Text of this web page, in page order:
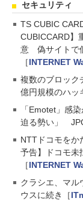
セキュリティ
TS CUBIC
CUBICCARD】
意 偽サイトで
［INTERNET
複数のブロック
億円規模のハッ
「Emotet」感
迫る勢い」
NTTドコモをか
予告】ドコモ未
［INTERNET
クラシエ、マ
ウスに続き［